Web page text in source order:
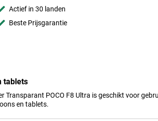
Actief in 30 landen
Beste Prijsgarantie
tablets
Transparant POCO F8 Ultra is geschikt voor
en tablets.